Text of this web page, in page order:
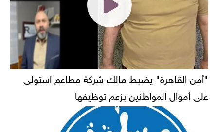
"أمن القاهرة" يضبط مالك شركة مطاعم استولى
على أموال المواطنين بزعم توظيفها